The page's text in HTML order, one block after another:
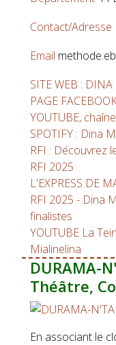
Contact/Adresse
Email
SITE WEB :
PAGE
YOUTUBE,
SPOTIFY : Dina
RFI : Découvrez
RFI 2025
L'EXPRESS DE
RFI 2025 - Dina
finalistes
YOUTUBE La
Mialinelina
DURAMA-
Théâtre,
En associant le